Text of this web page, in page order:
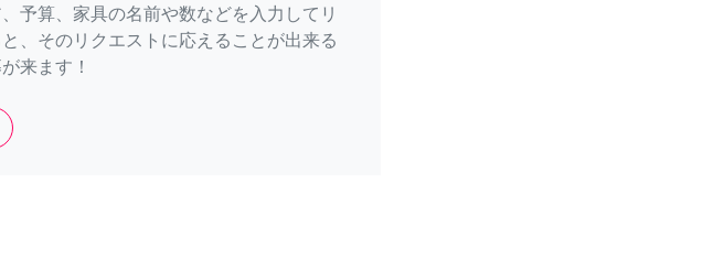
予算、家具の名前や数などを入力してリ
、そのリクエストに応えることが出来る
来ます！